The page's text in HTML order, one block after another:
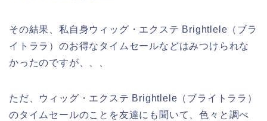
その結果、私自身ウィッグ・エクステ Brightlele（ブラ
イトララ）のお得なタイムセールなどはみつけられな
かったのですが、、、
ただ、ウィッグ・エクステ Brightlele（ブライトララ）
のタイムセールのことを友達にも聞いて、色々と調べ